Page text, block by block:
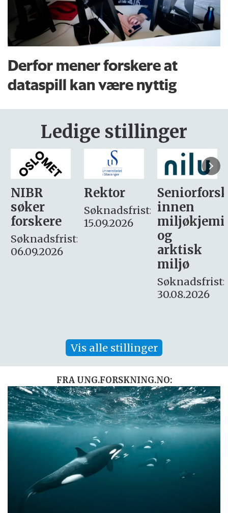
Derfor mener forskere at
dataspill kan være nyttig
Ledige stillinger
Rektor
Søknadsfrist:
15.09.2026
Seniorforsker
innen
miljøkjemi
søker
– fast
Søknadsfrist:
16. august.
Vis alle stillinger
FRA UNG.FORSKNING.NO: